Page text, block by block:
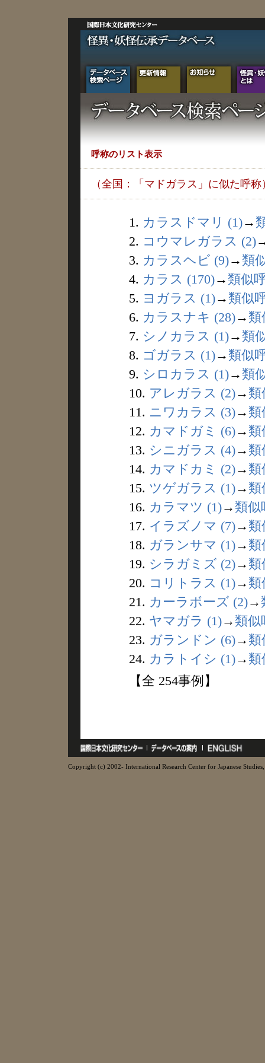
呼称のリスト表示
（全国：「マドガラス」に似た呼称
1. カラスドマリ (1)→
2. コウマレガラス (2)
3. カラスヘビ (9)→ 類
4. カラス (170)→ 類似
5. ヨガラス (1)→ 類似
6. カラスナキ (28)→ 類
7. シノカラス (1)→ 類
8. ゴガラス (1)→ 類似
9. シロカラス (1)→ 類
10. アレガラス (2)→ 類
11. ニワカラス (3)→ 類
12. カマドガミ (6)→ 類
13. シニガラス (4)→ 類
14. カマドカミ (2)→ 類
15. ツゲガラス (1)→ 類
16. カラマツ (1)→ 類似
17. イラズノマ (7)→ 類
18. ガランサマ (1)→ 類
19. シラガミズ (2)→ 類
20. コリトラス (1)→ 類
21. カーラボーズ (2)→
22. ヤマガラ (1)→ 類似
23. ガランドン (6)→ 類
24. カラトイシ (1)→ 類
【全 254事例】
Copyright (c) 2002- International Research Center for Japanese